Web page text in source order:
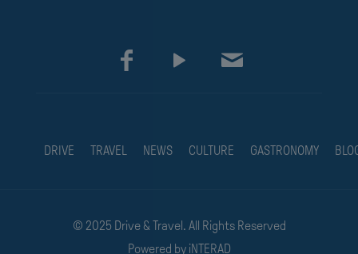
DRIVE TRAVEL NEWS CULTURE GASTRONOMY
© 2025 Drive & Travel. All Rights Reserved
Powered by iNTERAD